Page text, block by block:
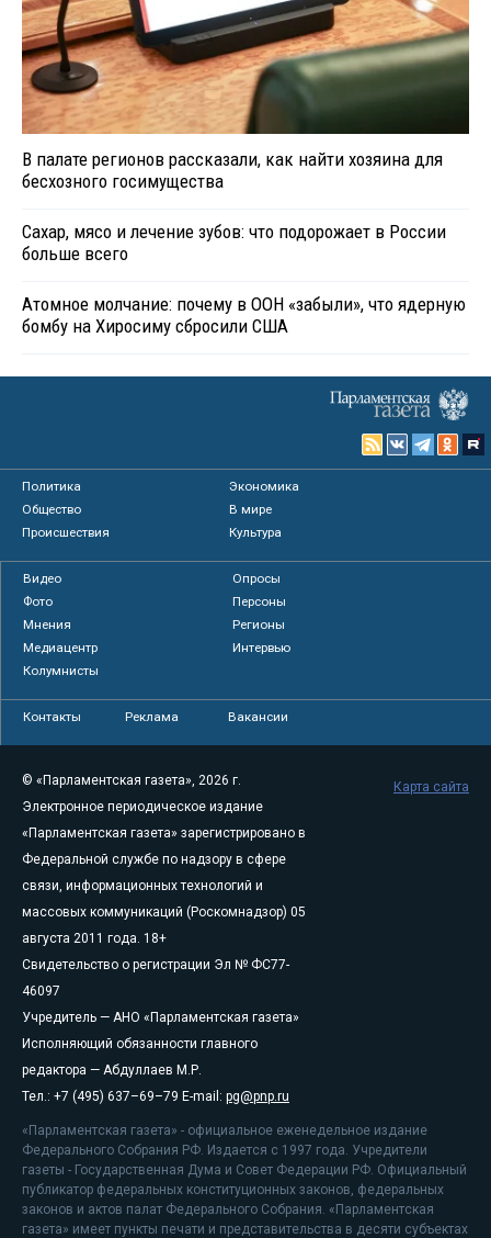
В палате регионов рассказали, как найти хозяина для
бесхозного госимущества
Сахар, мясо и лечение зубов: что подорожает в России
больше всего
Атомное молчание: почему в ООН «забыли», что ядерную
бомбу на Хиросиму сбросили США
Политика
Экономика
Общество
В мире
Происшествия
Культура
Видео
Опросы
Фото
Персоны
Мнения
Регионы
Медиацентр
Интервью
Колумнисты
Контакты Реклама Вакансии
© «Парламентская газета», 2026 г.
Электронное периодическое издание
«Парламентская газета» зарегистрировано в
Федеральной службе по надзору в сфере
связи, информационных технологий и
массовых коммуникаций (Роскомнадзор) 05
августа 2011 года. 18+
Свидетельство о регистрации Эл № ФС77-
46097
Учредитель — АНО «Парламентская газета»
Исполняющий обязанности главного
редактора — Абдуллаев М.Р.
Тел.: +7 (495) 637–69–79 E-mail: pg@pnp.ru
«Парламентская газета» - официальное еженедельное издание
Федерального Собрания РФ. Издается с 1997 года. Учредители
газеты - Государственная Дума и Совет Федерации РФ. Официальный
публикатор федеральных конституционных законов, федеральных
законов и актов палат Федерального Собрания. «Парламентская
газета» имеет пункты печати и представительства в десяти субъектах
Карта сайта